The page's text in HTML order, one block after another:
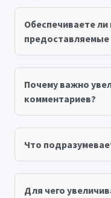
Обеспечиваете
предоставляемые
Почему важно
комментариев?
Что
Для чего